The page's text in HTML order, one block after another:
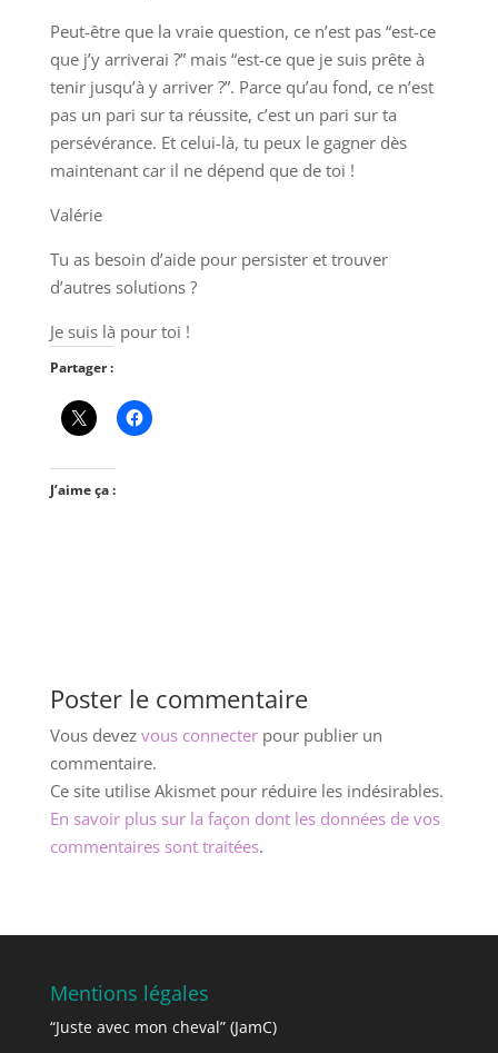
Peut-être que la vraie question, ce n’est pas “est-ce
que j’y arriverai ?” mais “est-ce que je suis prête à
tenir jusqu’à y arriver ?”. Parce qu’au fond, ce n’est
pas un pari sur ta réussite, c’est un pari sur ta
persévérance. Et celui-là, tu peux le gagner dès
maintenant car il ne dépend que de toi !
Valérie
Tu as besoin d’aide pour persister et trouver
d’autres solutions ?
Je suis là pour toi !
Partager :
J’aime ça :
Poster le commentaire
Vous devez vous connecterpour publier un
commentaire.
Ce site utilise Akismet pour réduire les indésirables.
En savoir plus sur la façon dont les données de vos
commentaires sont traitées.
Mentions légales
“Juste avec mon cheval” (JamC)